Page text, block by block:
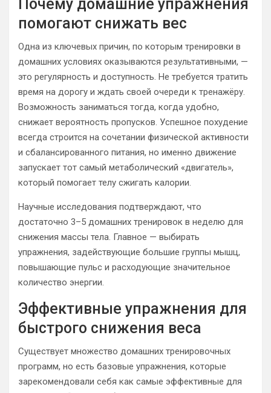
Почему домашние упражнения
помогают снижать вес
Одна из ключевых причин, по которым тренировки в
домашних условиях оказываются результативными, —
это регулярность и доступность. Не требуется тратить
время на дорогу и ждать своей очереди к тренажёру.
Возможность заниматься тогда, когда удобно,
снижает вероятность пропусков. Успешное похудение
всегда строится на сочетании физической активности
и сбалансированного питания, но именно движение
запускает тот самый метаболический «двигатель»,
который помогает телу сжигать калории.
Научные исследования подтверждают, что
достаточно 3–5 домашних тренировок в неделю для
снижения массы тела. Главное — выбирать
упражнения, задействующие большие группы мышц,
повышающие пульс и расходующие значительное
количество энергии.
Эффективные упражнения для
быстрого снижения веса
Существует множество домашних тренировочных
программ, но есть базовые упражнения, которые
зарекомендовали себя как самые эффективные для